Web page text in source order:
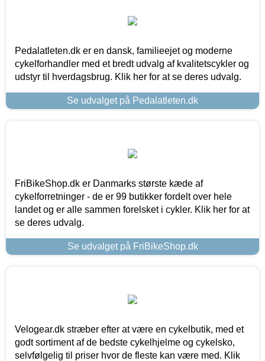
Pedalatleten.dk er en dansk, familieejet og moderne
cykelforhandler med et bredt udvalg af kvalitetscykler og
udstyr til hverdagsbrug. Klik her for at se deres udvalg.
Se udvalget på Pedalatleten.dk
FriBikeShop.dk er Danmarks største kæde af
cykelforretninger - de er 99 butikker fordelt over hele
landet og er alle sammen forelsket i cykler. Klik her for at
se deres udvalg.
Se udvalget på FriBikeShop.dk
Velogear.dk stræber efter at være en cykelbutik, med et
godt sortiment af de bedste cykelhjelme og cykelsko,
selvfølgelig til priser hvor de fleste kan være med. Klik